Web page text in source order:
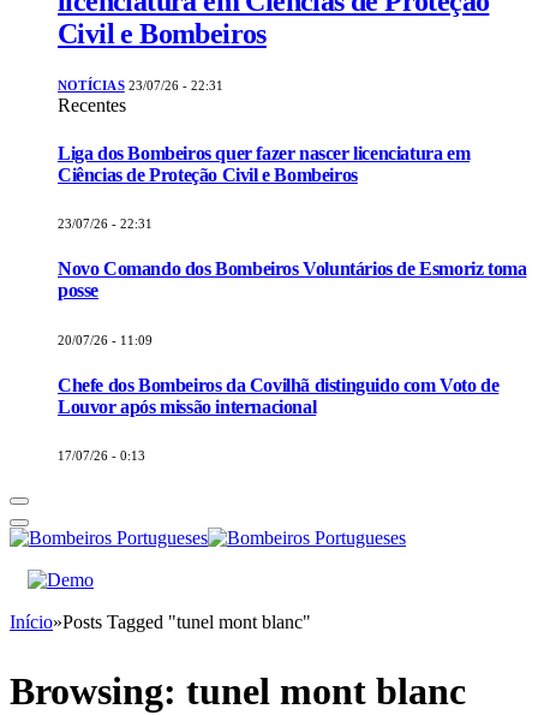
Civil e Bombeiros
NOTÍCIAS 23/07/26 - 22:31
Recentes
Liga dos Bombeiros quer fazer nascer licenciatura em
Ciências de Proteção Civil e Bombeiros
23/07/26 - 22:31
Novo Comando dos Bombeiros Voluntários de Esmoriz toma
posse
20/07/26 - 11:09
Chefe dos Bombeiros da Covilhã distinguido com Voto de
Louvor após missão internacional
17/07/26 - 0:13
Início»Posts Tagged "tunel mont blanc"
Browsing: tunel mont blanc